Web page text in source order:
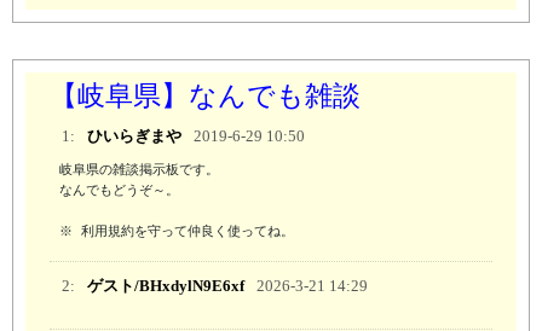
【岐阜県】なんでも雑談
1: ひいらぎまや 2019-6-29 10:50
岐阜県の雑談掲示板です。
なんでもどうぞ～。
※ 利用規約を守って仲良く使ってね。
2: ゲスト/BHxdylN9E6xf 2026-3-21 14:29